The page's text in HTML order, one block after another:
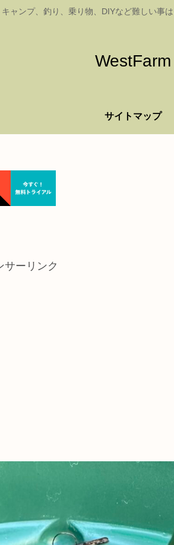
ャンプ、釣り、乗り物、DIYなど難しい事
WestFarm
サイトマップ
サーリンク